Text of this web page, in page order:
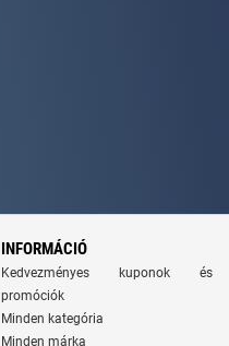
INFORMÁCIÓ
Kedvezményes kuponok és
promóciók
Minden kategória
Minden márka